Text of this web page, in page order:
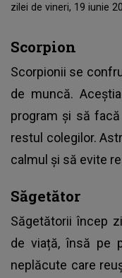
zilei de vineri, 19 iunie
Scorpion
Scorpionii se
de muncă.
program și să
restul colegilor.
calmul și să evite
Săgetător
Săgetătorii încep
de viață, însă pe
neplăcute care